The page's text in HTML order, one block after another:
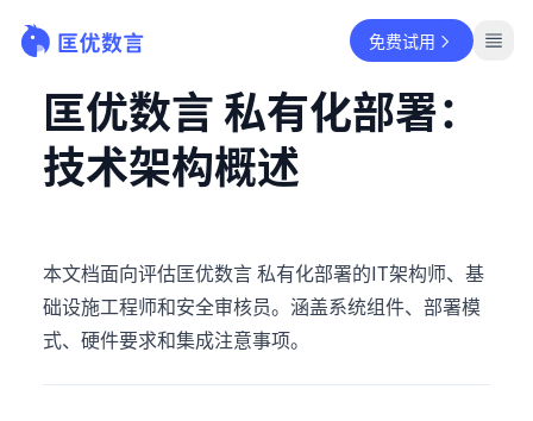
免费试用
匡优数言 私有化部署：
技术架构概述
本文档面向评估匡优数言 私有化部署的IT架构师、基
础设施工程师和安全审核员。涵盖系统组件、部署模
式、硬件要求和集成注意事项。